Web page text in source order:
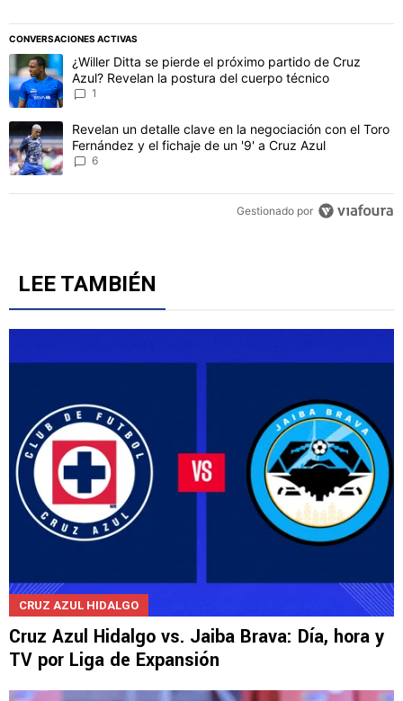
CONVERSACIONES ACTIVAS
Este listado muestra los artículos con más comentarios en los
Un artículo de tendencia con el título "¿Willer Ditta se pierde el
¿Willer Ditta se pierde el próximo partido de Cruz
Azul? Revelan la postura del cuerpo técnico
1
Un artículo de tendencia con el título "Revelan un detalle clave
Revelan un detalle clave en la negociación con el Toro
Fernández y el fichaje de un '9' a Cruz Azul
6
Gestionado por
LEE TAMBIÉN
CRUZ AZUL HIDALGO
Cruz Azul Hidalgo vs. Jaiba Brava: Día, hora y
TV por Liga de Expansión